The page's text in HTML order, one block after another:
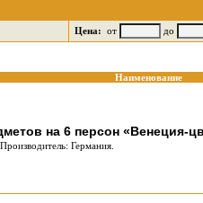
Цена: от до
Наименование
на 6 персон «Венеция-
Германия.